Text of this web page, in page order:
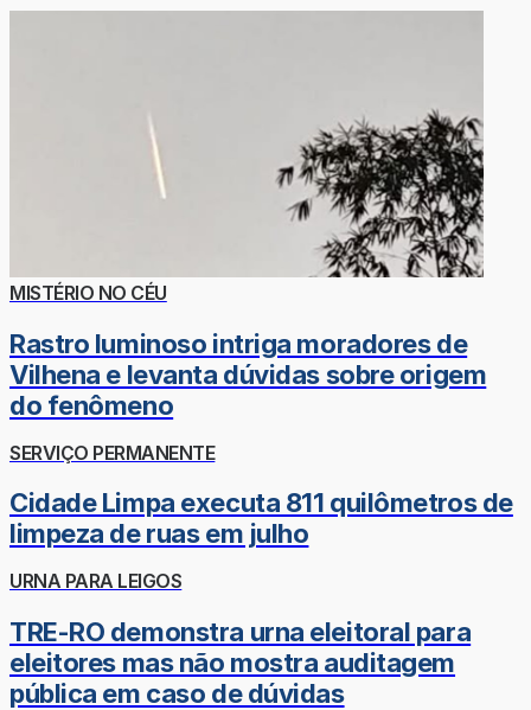
MISTÉRIO NO CÉU
Rastro luminoso intriga moradores de
Vilhena e levanta dúvidas sobre origem
do fenômeno
SERVIÇO PERMANENTE
Cidade Limpa executa 811 quilômetros de
limpeza de ruas em julho
URNA PARA LEIGOS
TRE-RO demonstra urna eleitoral para
eleitores mas não mostra auditagem
pública em caso de dúvidas